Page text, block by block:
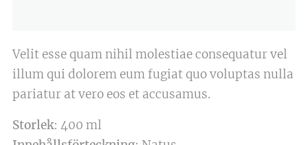
Velit esse quam nihil molestiae consequatur vel
illum qui dolorem eum fugiat quo voluptas nulla
pariatur at vero eos et accusamus.
Storlek: 400 ml